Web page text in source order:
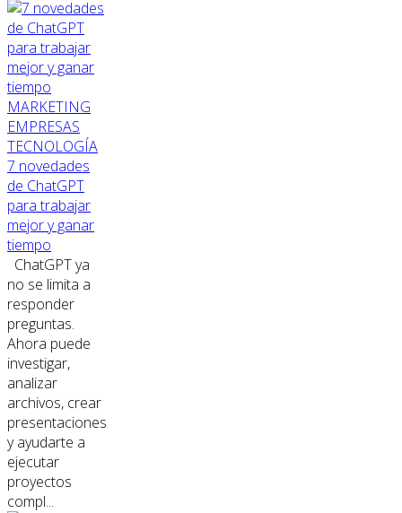
MARKETING
EMPRESAS
TECNOLOGÍA
7 novedades
de ChatGPT
para trabajar
mejor y ganar
tiempo
ChatGPT ya
no se limita a
responder
preguntas.
Ahora puede
investigar,
analizar
archivos, crear
presentaciones
y ayudarte a
ejecutar
proyectos
compl...